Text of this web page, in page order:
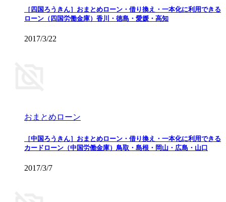
［四国ろうきん］おまとめローン・借り換え・一本化に利用できる
ローン（四国労働金庫）香川・徳島・愛媛・高知
2017/3/22
おまとめローン
［中国ろうきん］おまとめローン・借り換え・一本化に利用できる
カードローン（中国労働金庫）鳥取・島根・岡山・広島・山口
2017/3/7